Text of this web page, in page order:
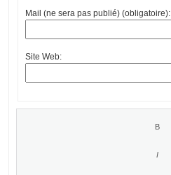
Mail (ne sera pas publié) (obligatoire):
Site Web: